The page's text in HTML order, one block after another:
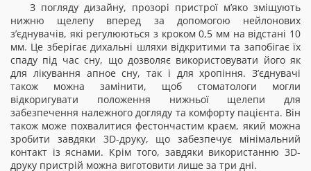
З погляду дизайну, прозорі пристрої м’яко зміщують
нижню щелепу вперед за допомогою нейлонових
з’єднувачів, які регулюються з кроком 0,5 мм на відстані 10
мм. Це зберігає дихальні шляхи відкритими та запобігає їх
спаду під час сну, що дозволяє використовувати його як
для лікування апное сну, так і для хропіння. З’єднувачі
також можна замінити, щоб стоматологи могли
відкоригувати положення нижньої щелепи для
забезпечення належного догляду та комфорту пацієнта. Він
також може похвалитися фестончастим краєм, який можна
зробити завдяки 3D-друку, що забезпечує мінімальний
контакт із яснами. Крім того, завдяки використанню 3D-
друку пристрій можна виготовити лише за три дні.